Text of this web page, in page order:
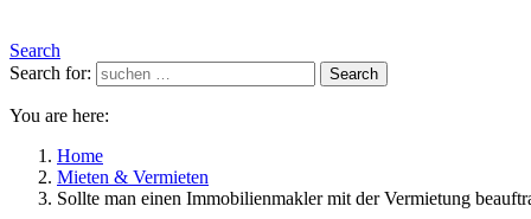
Search
Search for:
Search
You are here:
Home
Mieten & Vermieten
Sollte man einen Immobilienmakler mit der Vermietung